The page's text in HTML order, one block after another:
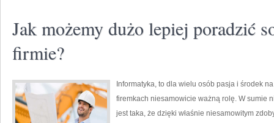
Jak możemy dużo lepiej poradzić
firmie?
Informatyka, to dla wielu osób pasja i środek
firemkach niesamowicie ważną rolę. W sumie
jest taka, że dzięki właśnie niesamowitym